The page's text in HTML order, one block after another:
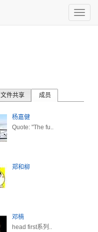
Toggle
文件共享 成员
杨嘉健
Quote: "The fu..
郑和柳
邓楠
head first系列..